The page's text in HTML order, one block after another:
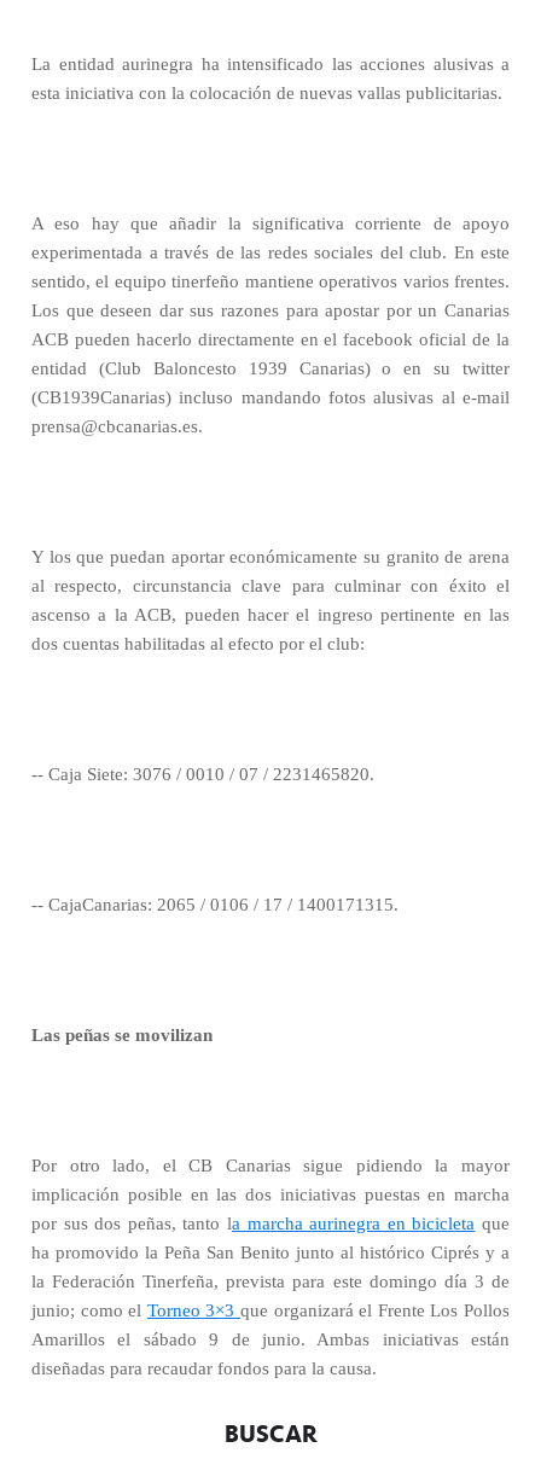
La entidad aurinegra ha intensificado las acciones alusivas a
esta iniciativa con la colocación de nuevas vallas publicitarias.
A eso hay que añadir la significativa corriente de apoyo
experimentada a través de las redes sociales del club. En este
sentido, el equipo tinerfeño mantiene operativos varios frentes.
Los que deseen dar sus razones para apostar por un Canarias
ACB pueden hacerlo directamente en el facebook oficial de la
entidad (Club Baloncesto 1939 Canarias) o en su twitter
(CB1939Canarias) incluso mandando fotos alusivas al e-mail
prensa@cbcanarias.es.
Y los que puedan aportar económicamente su granito de arena
al respecto, circunstancia clave para culminar con éxito el
ascenso a la ACB, pueden hacer el ingreso pertinente en las
dos cuentas habilitadas al efecto por el club:
-- Caja Siete: 3076 / 0010 / 07 / 2231465820.
-- CajaCanarias: 2065 / 0106 / 17 / 1400171315.
Las peñas se movilizan
Por otro lado, el CB Canarias sigue pidiendo la mayor
implicación posible en las dos iniciativas puestas en marcha
por sus dos peñas, tanto la marcha aurinegra en bicicleta que
ha promovido la Peña San Benito junto al histórico Ciprés y a
la Federación Tinerfeña, prevista para este domingo día 3 de
junio; como el Torneo 3×3que organizará el Frente Los Pollos
Amarillos el sábado 9 de junio. Ambas iniciativas están
diseñadas para recaudar fondos para la causa.
BUSCAR